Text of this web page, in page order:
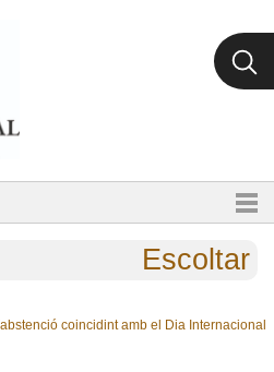
Escoltar
coincidint amb el Dia Internacional